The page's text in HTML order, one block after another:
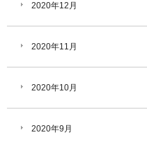
2020年12月
2020年11月
2020年10月
2020年9月